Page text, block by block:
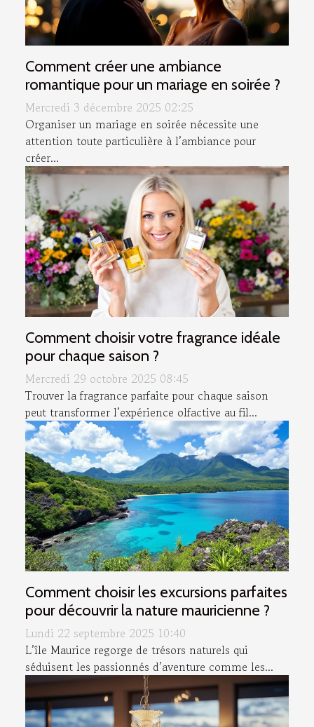
Comment créer une ambiance
romantique pour un mariage en soirée ?
Mercredi 3 décembre 2025 02:25
Organiser un mariage en soirée nécessite une
attention toute particulière à l’ambiance pour
créer...
Comment choisir votre fragrance idéale
pour chaque saison ?
Mercredi 29 octobre 2025 08:45
Trouver la fragrance parfaite pour chaque saison
peut transformer l’expérience olfactive au fil...
Comment choisir les excursions parfaites
pour découvrir la nature mauricienne ?
Lundi 22 septembre 2025 10:40
L’île Maurice regorge de trésors naturels qui
séduisent les passionnés d’aventure comme les...